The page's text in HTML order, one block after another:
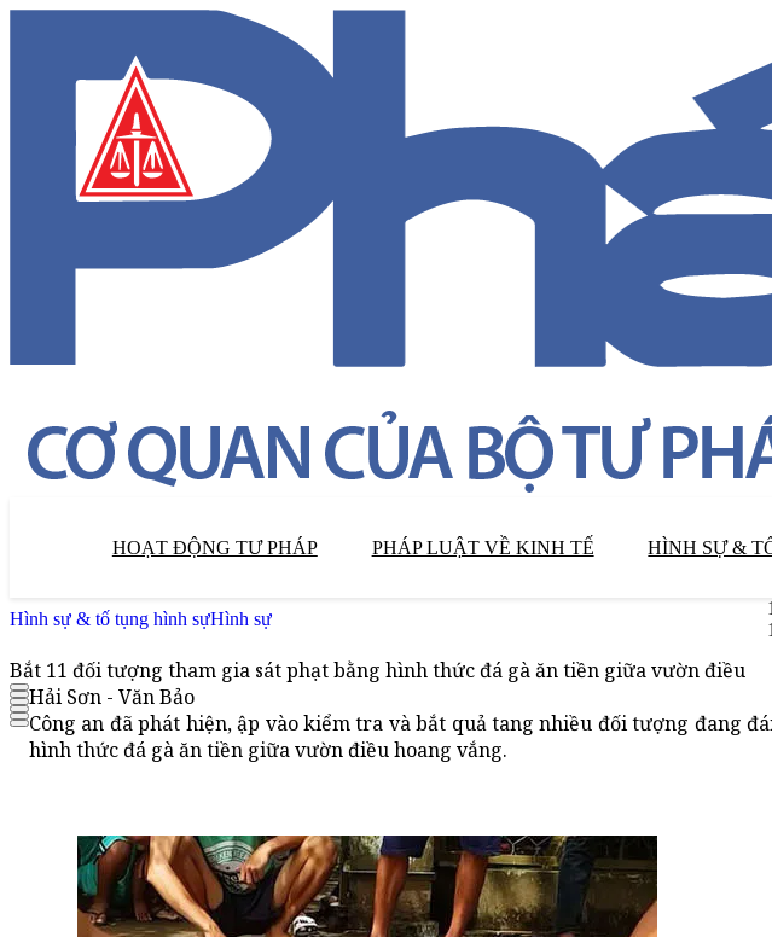
HOẠT ĐỘNG TƯ PHÁP PHÁP LUẬT VỀ KINH TẾ HÌNH SỰ &
Hình sự & tố tụng hình sựHình sự
Bắt 11 đối tượng tham gia sát phạt bằng hình thức đá gà ăn tiền giữa vườn điều
Hải Sơn - Văn Bảo
Công an đã phát hiện, ập vào kiểm tra và bắt quả tang nhiều đối tượng đang
hình thức đá gà ăn tiền giữa vườn điều hoang vắng.